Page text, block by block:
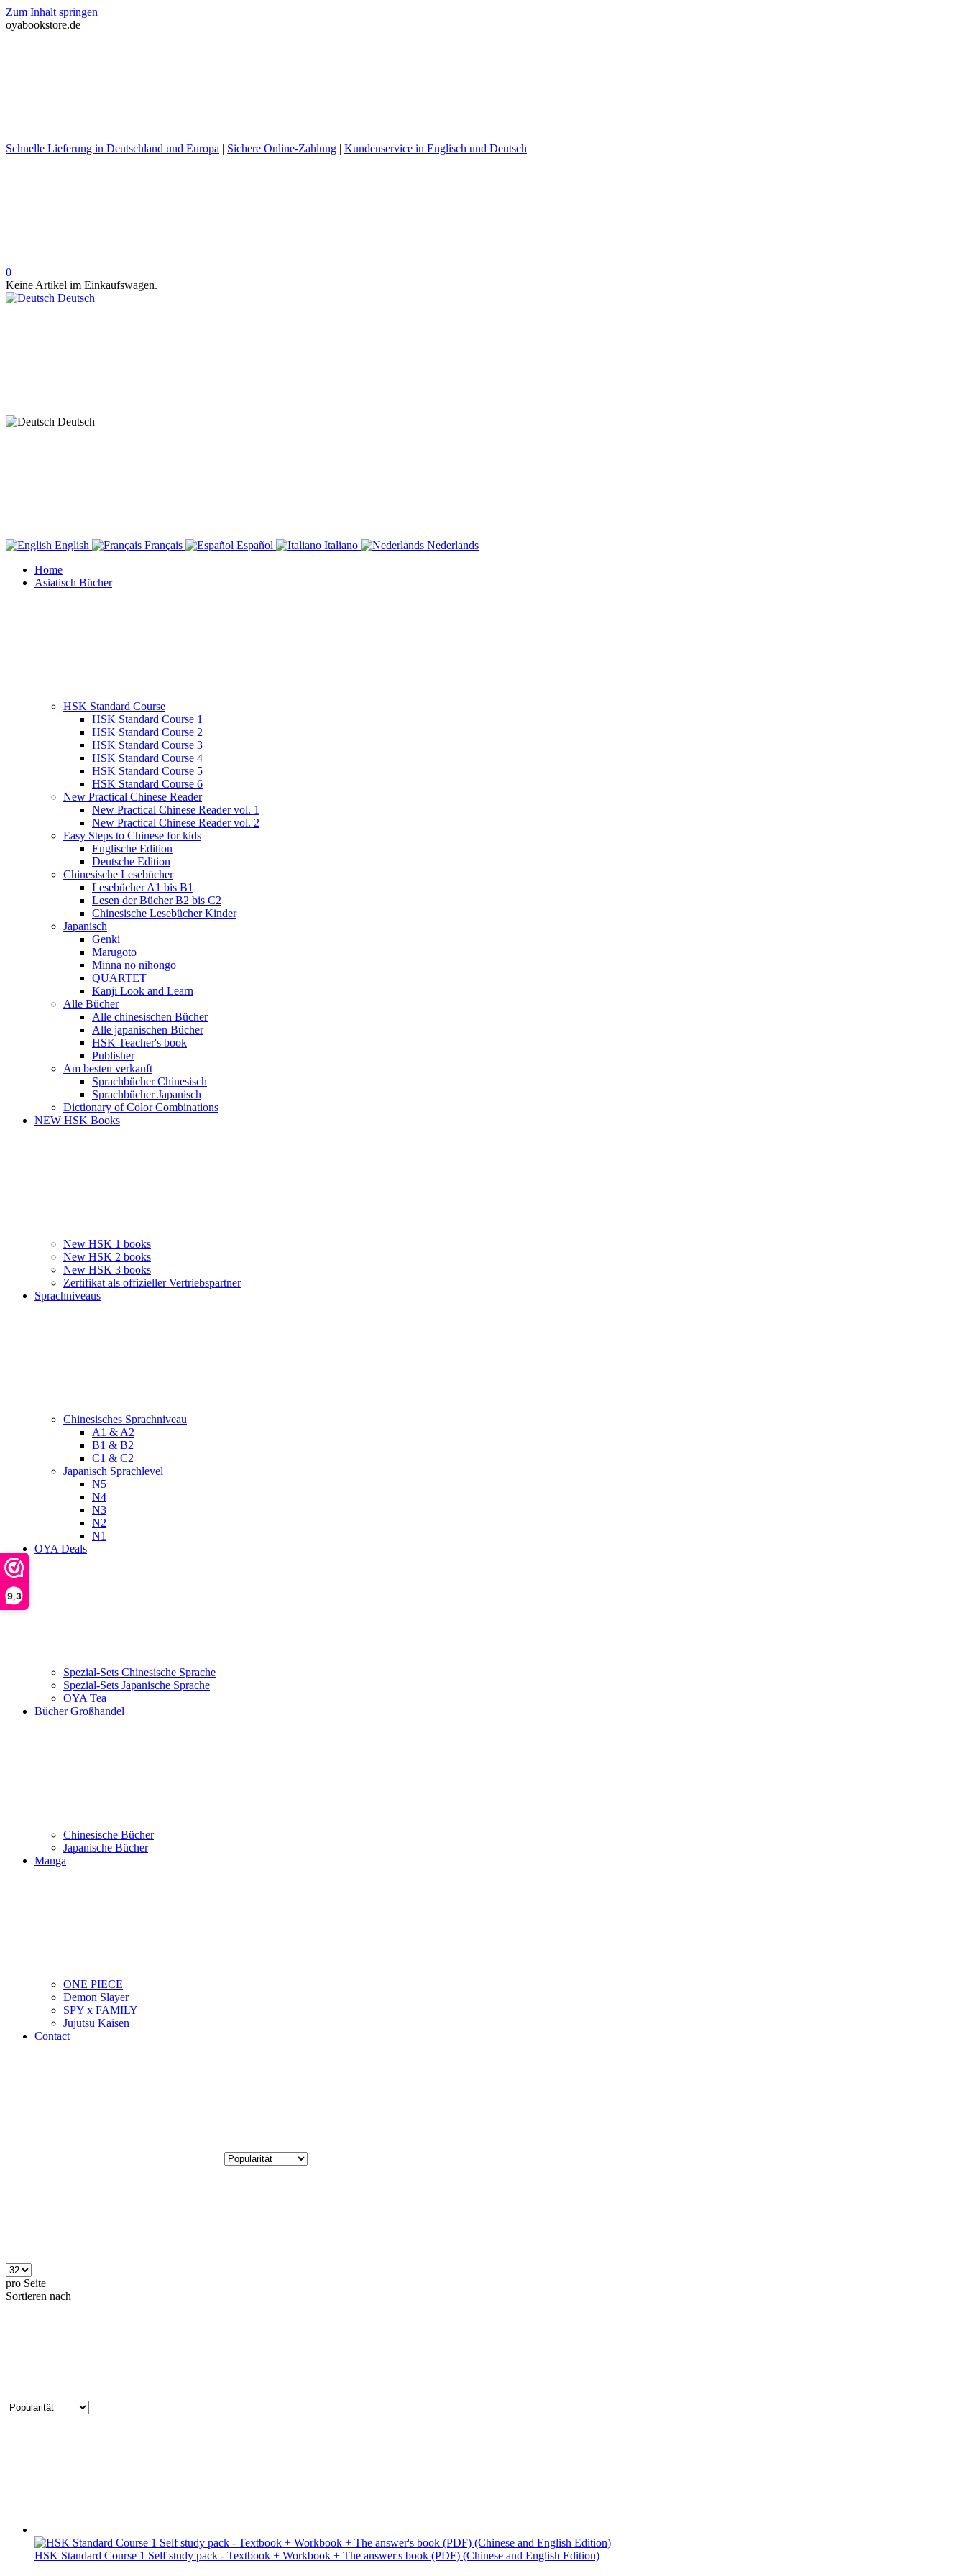
9,3
Zum Inhalt springen
oyabookstore.de
Schnelle Lieferung in Deutschland und Europa | Sichere Online-Zahlung | Kundenservice in Englisch und Deutsch
0
Keine Artikel im Einkaufswagen.
Deutsch
Deutsch
English Français Español Italiano
Nederlands
Home
Asiatisch Bücher
HSK Standard Course
HSK Standard Course 1
HSK Standard Course 2
HSK Standard Course 3
HSK Standard Course 4
HSK Standard Course 5
HSK Standard Course 6
New Practical Chinese Reader
New Practical Chinese Reader vol. 1
New Practical Chinese Reader vol. 2
Easy Steps to Chinese for kids
Englische Edition
Deutsche Edition
Chinesische Lesebücher
Lesebücher A1 bis B1
Lesen der Bücher B2 bis C2
Chinesische Lesebücher Kinder
Japanisch
Genki
Marugoto
Minna no nihongo
QUARTET
Kanji Look and Learn
Alle Bücher
Alle chinesischen Bücher
Alle japanischen Bücher
HSK Teacher's book
Publisher
Am besten verkauft
Sprachbücher Chinesisch
Sprachbücher Japanisch
Dictionary of Color Combinations
NEW HSK Books
New HSK 1 books
New HSK 2 books
New HSK 3 books
Zertifikat als offizieller Vertriebspartner
Sprachniveaus
Chinesisches Sprachniveau
A1 & A2
B1 & B2
C1 & C2
Japanisch Sprachlevel
N5
N4
N3
N2
N1
OYA Deals
Spezial-Sets Chinesische Sprache
Spezial-Sets Japanische Sprache
OYA Tea
Bücher Großhandel
Chinesische Bücher
Japanische Bücher
Manga
ONE PIECE
Demon Slayer
SPY x FAMILY
Jujutsu Kaisen
Contact
pro Seite
Sortieren nach
HSK Standard Course 1 Self study pack - Textbook + Workbook + The answer's book (PDF) (Chinese and English Edition)